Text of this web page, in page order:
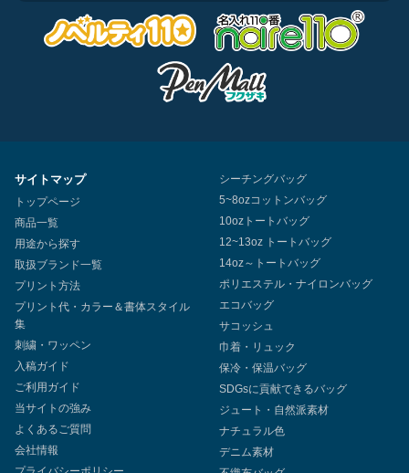
サイトマップ
トップページ
商品一覧
用途から探す
取扱ブランド一覧
プリント方法
プリント代・カラー＆書体スタイル
集
刺繍・ワッペン
入稿ガイド
ご利用ガイド
当サイトの強み
よくあるご質問
会社情報
シーチングバッグ
5~8ozコットンバッグ
10ozトートバッグ
12~13oz トートバッグ
14oz～トートバッグ
ポリエステル・ナイロンバッグ
エコバッグ
サコッシュ
巾着・リュック
保冷・保温バッグ
SDGsに貢献できるバッグ
ジュート・自然派素材
ナチュラル色
デニム素材